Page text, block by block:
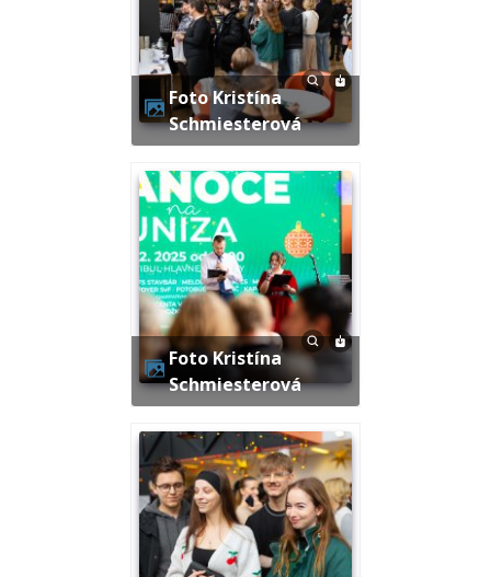
Foto Kristína
Schmiesterová
Foto Kristína
Schmiesterová